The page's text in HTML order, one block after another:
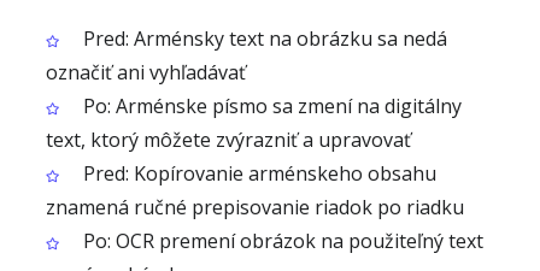
Pred: Arménsky text na obrázku sa nedá
označiť ani vyhľadávať
Po: Arménske písmo sa zmení na digitálny
text, ktorý môžete zvýrazniť a upravovať
Pred: Kopírovanie arménskeho obsahu
znamená ručné prepisovanie riadok po riadku
Po: OCR premení obrázok na použiteľný text